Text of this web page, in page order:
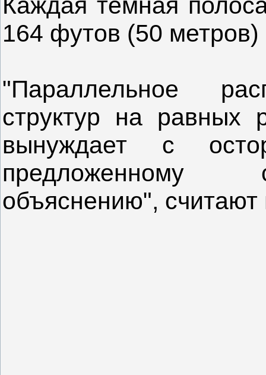
164 футов (50 метров)
"Параллельное
структур на равных
вынуждает с
предложенному
объяснению",